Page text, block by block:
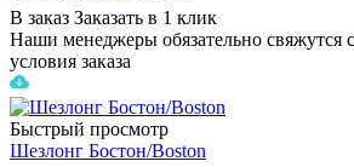
В заказ Заказать в 1 клик
Наши менеджеры обязательно свяжутся
условия заказа
Быстрый просмотр
Шезлонг Бостон/Boston